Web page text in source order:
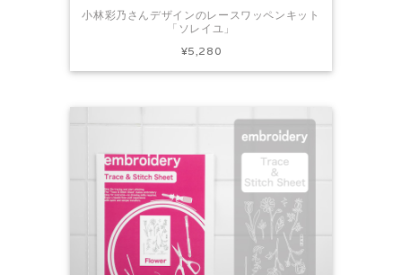
小林彩乃さんデザインのレースワッペンキット
「ソレイユ」
¥5,280